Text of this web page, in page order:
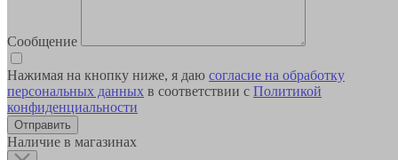
Сообщение
Нажимая на кнопку ниже, я даю согласие на обработку
персональных данных в соответствии с Политикой
конфиденциальности
Наличие в магазинах